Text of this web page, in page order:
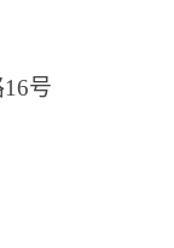
16号